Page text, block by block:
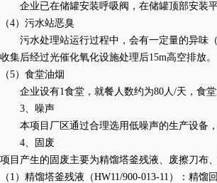
企业已在储罐安装呼吸阀，在储罐顶部安装
（4）污水站恶臭
污水处理站运行过程中，会有一定量的异味
收集后经过光催化氧化设施处理后15m高空排放。
（5）食堂油烟
企业设有1食堂，就餐人数约为80人/天，食
3、噪声
本项目厂区通过合理选用低噪声的生产设备
4、固废
项目产生的固废主要为精馏塔釜残液、废擦刀布
（ 1）精馏塔釜残液（HW11/900-013-11）：精